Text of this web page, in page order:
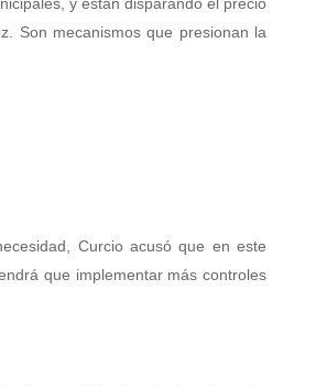
Son mecanismos que presionan la
Curcio acusó que en este
que implementar más controles